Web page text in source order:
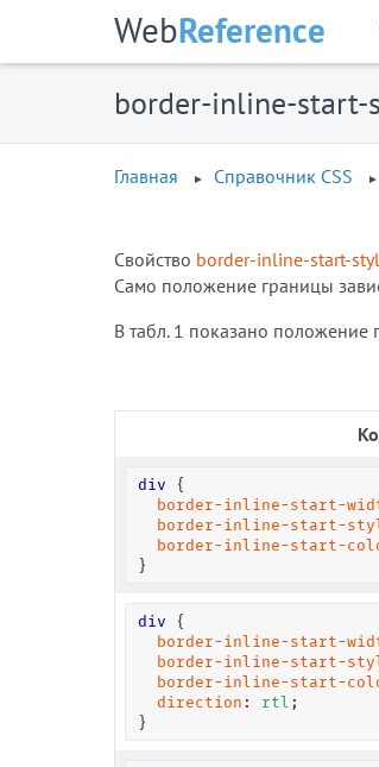
WebReference
border-inline-start-
Главная Справочник CSS
Свойство border-inline-start-
Само положение границы
В табл. 1 показано
div {
border-inline-start-
border-inline-start-
border-inline-start-
}
div {
border-inline-start-
border-inline-start-
border-inline-start-
direction : rtl ;
}